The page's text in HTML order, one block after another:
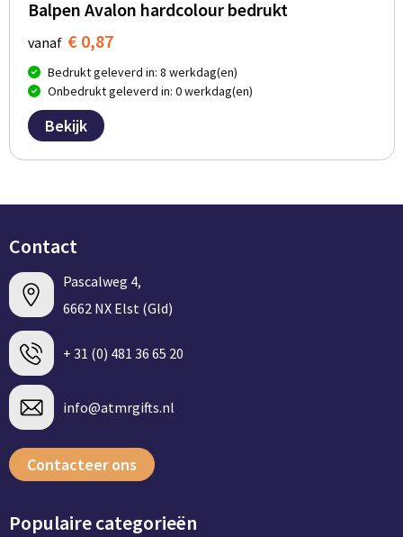
Balpen Avalon hardcolour bedrukt
vanaf € 0,87
Bedrukt geleverd in: 8 werkdag(en)
Onbedrukt geleverd in: 0 werkdag(en)
Bekijk
Contact
Pascalweg 4,
6662 NX Elst (Gld)
+ 31 (0) 481 36 65 20
info@atmrgifts.nl
Contacteer ons
Populaire categorieën